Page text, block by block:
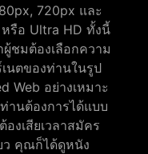
720px และ
หรือ Ultra HD ทั้งนี้
ชมต้องเลือกความ
นตของท่านในรูป
Web อย่างเหมาะ
นต้องการได้แบบ
งเสียเวลาสมัคร
ว คุณก็ได้ดูหนัง